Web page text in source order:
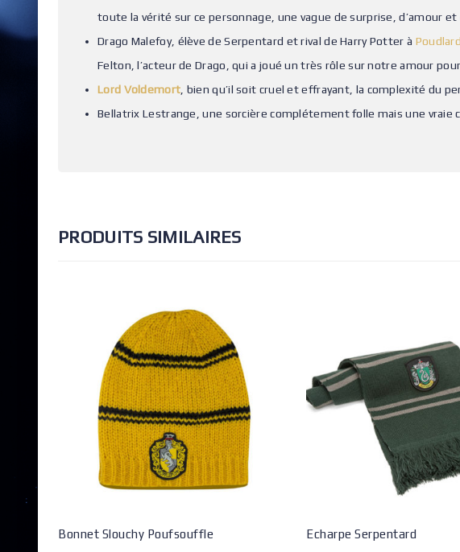
toute la vérité sur ce personnage, une vague de surprise, d’amour
Drago Malefoy, élève de Serpentard et rival de Harry Potter à
Felton, l’acteur de Drago, qui a joué un très rôle sur notre amour
Lord Voldemort , bien qu’il soit cruel et effrayant, la complexité du
Bellatrix Lestrange, une sorcière complétement folle mais une vraie
PRODUITS SIMILAIRES
Bonnet Slouchy Poufsouffle
Echarpe Serpentard